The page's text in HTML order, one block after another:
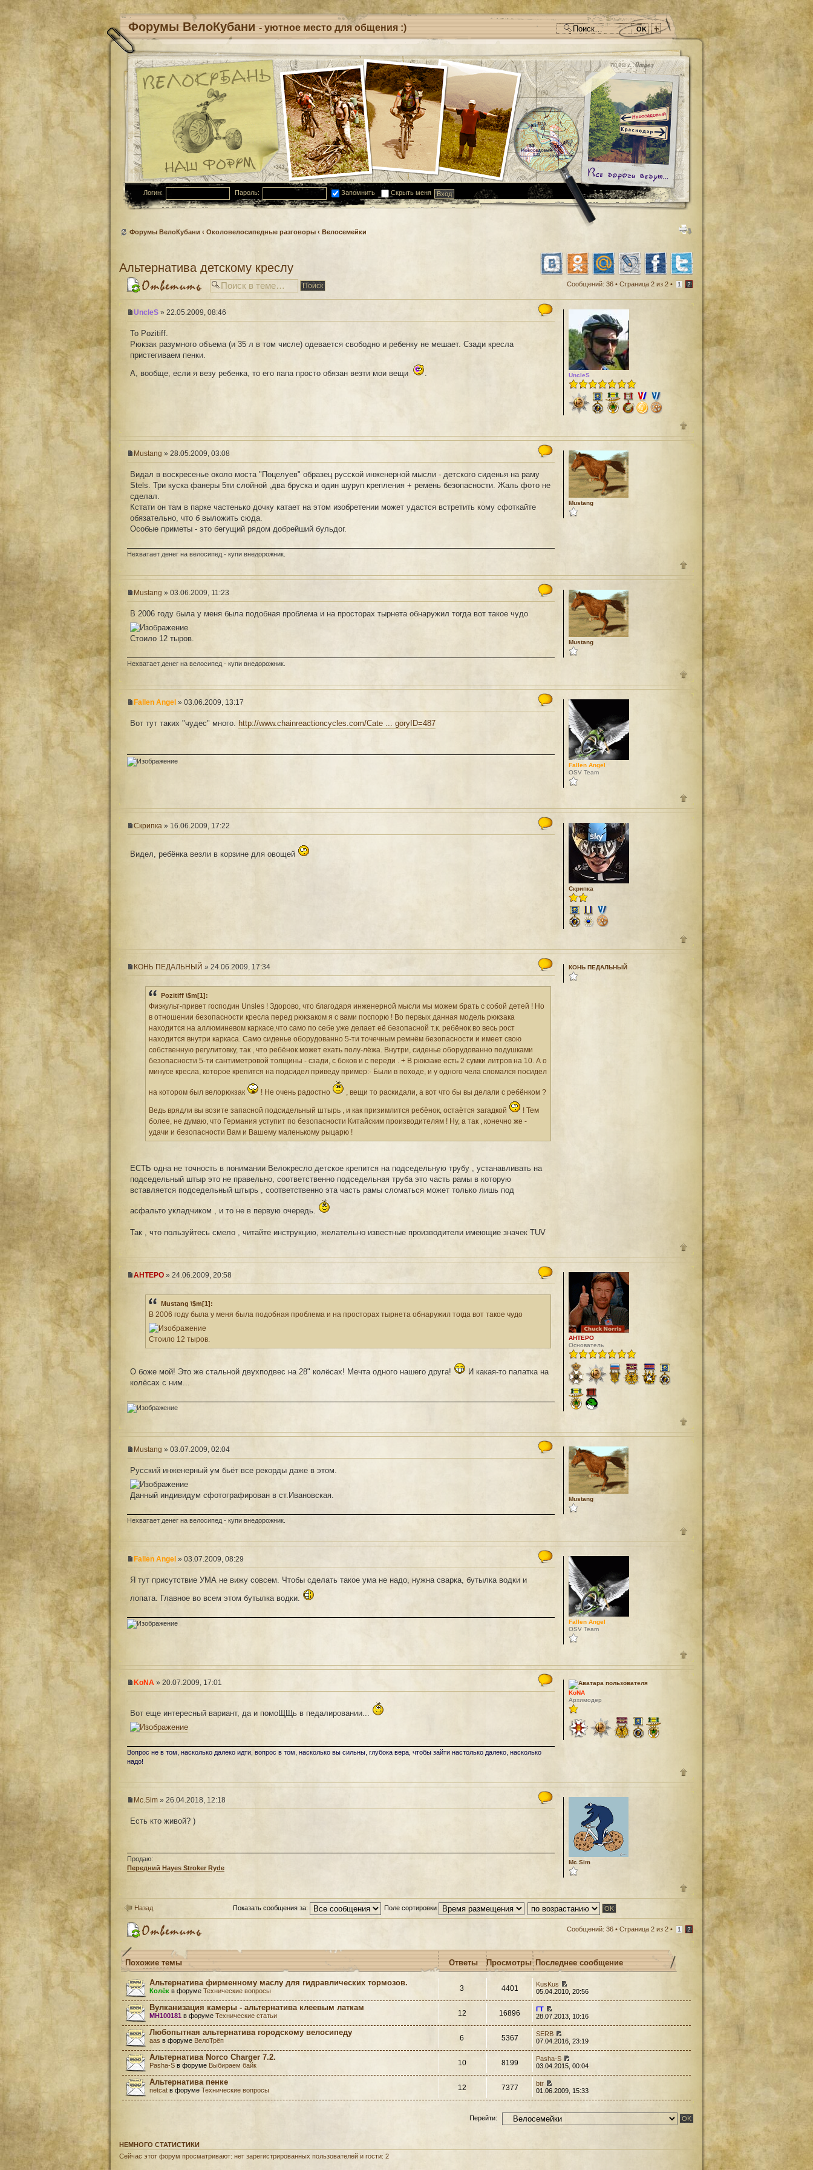
Форумы ВелоКубани - уютное место для общения :)
Логин: Пароль: Запомнить Скрыть меня
Форумы ВелоКубани ‹ Околовелосипедные разговоры ‹ Велосемейки
Альтернатива детскому креслу
Сообщений: 36 • Страница 2 из 2 • 1 2
UncleS » 22.05.2009, 08:46
To Pozitiff.
Рюкзак разумного объема (и 35 л в том числе) одевается свободно и ребенку не мешает. Сзади кресла
пристегиваем пенки.
А, вообще, если я везу ребенка, то его папа просто обязан везти мои вещи
. UncleS
Mustang » 28.05.2009, 03:08
Видал в воскресенье около моста "Поцелуев" образец русской инженерной мысли - детского сиденья на раму
Stels. Три куска фанеры 5ти слойной ,два бруска и один шуруп крепления + ремень безопасности. Жаль фото не
сделал.
Кстати он там в парке частенько дочку катает на этом изобретении может удастся встретить кому сфоткайте
обязательно, что б выложить сюда.
Особые приметы - это бегущий рядом добрейший бульдог.
Нехватает денег на велосипед - купи внедорожник.
Mustang
Mustang » 03.06.2009, 11:23
В 2006 году была у меня была подобная проблема и на просторах тырнета обнаружил тогда вот такое чудо
Стоило 12 тыров.
Нехватает денег на велосипед - купи внедорожник.
Mustang
Fallen Angel » 03.06.2009, 13:17
Вот тут таких "чудес" много. http://www.chainreactioncycles.com/Cate ... goryID=487
Fallen Angel
OSV Team
Скрипка » 16.06.2009, 17:22
Видел, ребёнка везли в корзине для овощей
Скрипка
КОНЬ ПЕДАЛЬНЫЙ » 24.06.2009, 17:34
Pozitiff \$m[1]:
Фиэкульт-привет господин Unsles ! Здорово, что благодаря инженерной мысли мы можем брать с собой детей ! Но
в отношении безопасности кресла перед рюкзаком я с вами поспорю ! Во первых данная модель рюкзака
находится на аллюминевом каркасе,что само по себе уже делает её безопасной т.к. ребёнок во весь рост
находится внутри каркаса. Само сиденье оборудованно 5-ти точечным ремнём безопасности и имеет свою
собственную регулитовку, так , что ребёнок может ехать полу-лёжа. Внутри, сиденье оборудованно подушками
безопасности 5-ти сантиметровой толщины - сзади, с боков и с переди . + В рюкзаке есть 2 сумки литров на 10. А о
минусе кресла, которое крепится на подсидел приведу пример:- Были в походе, и у одного чела сломался посидел
на котором был велорюкзак ! Не очень радостно , вещи то раскидали, а вот что бы вы делали с ребёнком ?
Ведь врядли вы возите запасной подсидельный штырь , и как призимлится ребёнок, остаётся загадкой
! Тем
более, не думаю, что Германия уступит по безопасности Китайским производителям ! Ну, а так , конечно же -
удачи и безопасности Вам и Вашему маленькому рыцарю !
ЕСТЬ одна не точность в понимании Велокресло детское крепится на подседельную трубу , устанавливать на
подседельный штыр это не правельно, соответственно подседельная труба это часть рамы в которую
вставляется подседельный штырь , соответственно эта часть рамы сломаться может только лишь под
асфальто укладчиком , и то не в первую очередь.
Так , что пользуйтесь смело , читайте инструкцию, желательно известные производители имеющие значек TUV
КОНЬ ПЕДАЛЬНЫЙ
AHTEPO » 24.06.2009, 20:58
Mustang \$m[1]:
В 2006 году была у меня была подобная проблема и на просторах тырнета обнаружил тогда вот такое чудо
Стоило 12 тыров.
О боже мой! Это же стальной двухподвес на 28" колёсах! Мечта одного нашего друга!
И какая-то палатка на
колёсах с ним...
AHTEPO
Основатель
Mustang » 03.07.2009, 02:04
Русский инженерный ум бьёт все рекорды даже в этом.
Данный индивидум сфотографирован в ст.Ивановская.
Нехватает денег на велосипед - купи внедорожник.
Mustang
Fallen Angel » 03.07.2009, 08:29
Я тут присутствие УМА не вижу совсем. Чтобы сделать такое ума не надо, нужна сварка, бутылка водки и
лопата. Главное во всем этом бутылка водки.
Fallen Angel
OSV Team
KoNA » 20.07.2009, 17:01
Вот еще интересный вариант, да и помоЩЩь в педалировании...
Вопрос не в том, насколько далеко идти, вопрос в том, насколько вы сильны, глубока вера, чтобы зайти настолько далеко, насколько
надо!
KoNA
Архимодер
Mc.Sim » 26.04.2018, 12:18
Есть кто живой? )
Продаю:
Передний Hayes Stroker Ryde
Mc.Sim
Назад Показать сообщения за: Поле сортировки
Сообщений: 36 • Страница 2 из 2 • 1 2
Похожие темы Ответы Просмотры Последнее сообщение
Альтернатива фирменному маслу для гидравлических тормозов.
Колёк в форуме Технические вопросы 3 4401
KusKus
05.04.2010, 20:56
Вулканизация камеры - альтернатива клеевым латкам
MH100181 в форуме Технические статьи 12 16896
ГТ
28.07.2013, 10:16
Любопытная альтернатива городскому велосипеду
aas в форуме ВелоТрёп 6 5367
SERB
07.04.2016, 23:19
Альтернатива Norco Charger 7.2.
Pasha-S в форуме Выбираем байк 10 8199
Pasha-S
03.04.2015, 00:04
Альтернатива пенке
netcat в форуме Технические вопросы 12 7377
btr
01.06.2009, 15:33
Перейти:
НЕМНОГО СТАТИСТИКИ
Сейчас этот форум просматривают: нет зарегистрированных пользователей и гости: 2